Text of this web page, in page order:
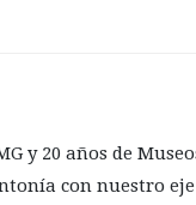
y 20 años de
con nuestro